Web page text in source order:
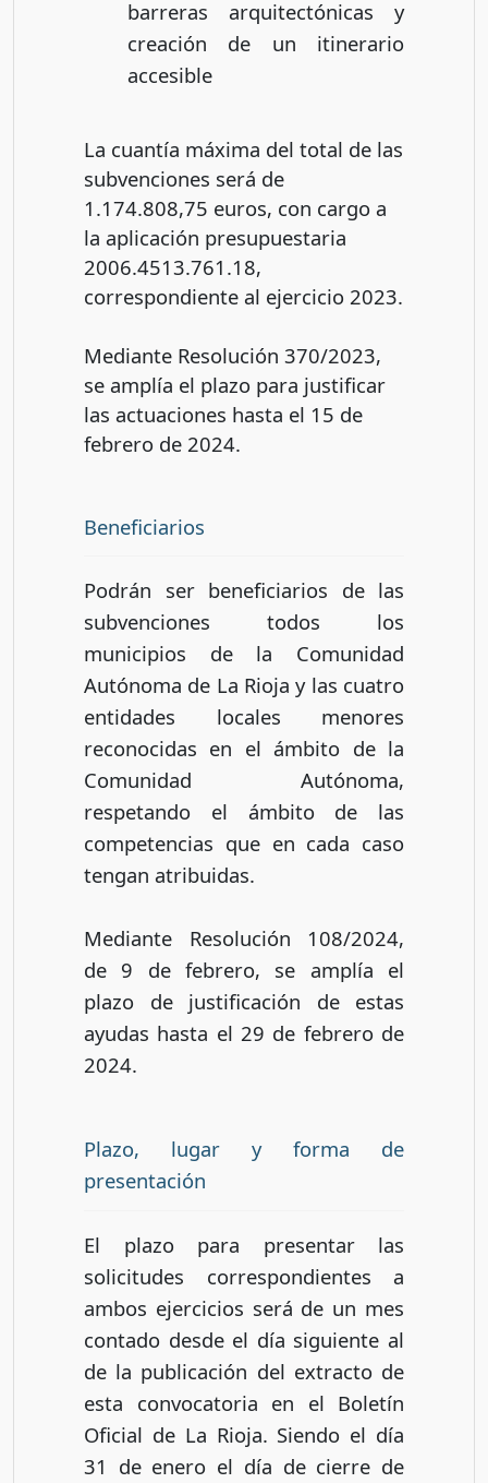
barreras arquitectónicas y
creación de un itinerario
accesible
La cuantía máxima del total de las
subvenciones será de
1.174.808,75 euros, con cargo a
la aplicación presupuestaria
2006.4513.761.18,
correspondiente al ejercicio 2023.
Mediante Resolución 370/2023,
se amplía el plazo para justificar
las actuaciones hasta el 15 de
febrero de 2024.
Beneficiarios
Podrán ser beneficiarios de las
subvenciones todos los
municipios de la Comunidad
Autónoma de La Rioja y las cuatro
entidades locales menores
reconocidas en el ámbito de la
Comunidad Autónoma,
respetando el ámbito de las
competencias que en cada caso
tengan atribuidas.
Mediante Resolución 108/2024,
de 9 de febrero, se amplía el
plazo de justificación de estas
ayudas hasta el 29 de febrero de
2024.
Plazo, lugar y forma de
presentación
El plazo para presentar las
solicitudes correspondientes a
ambos ejercicios será de un mes
contado desde el día siguiente al
de la publicación del extracto de
esta convocatoria en el Boletín
Oficial de La Rioja. Siendo el día
31 de enero el día de cierre de